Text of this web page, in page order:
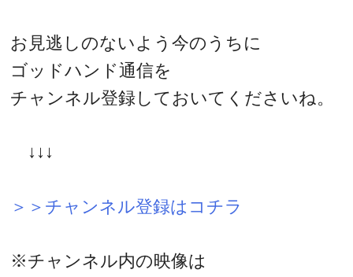
お見逃しのないよう今のうちに
ゴッドハンド通信を
チャンネル登録しておいてくださいね。
↓↓↓
＞＞チャンネル登録はコチラ
※チャンネル内の映像は